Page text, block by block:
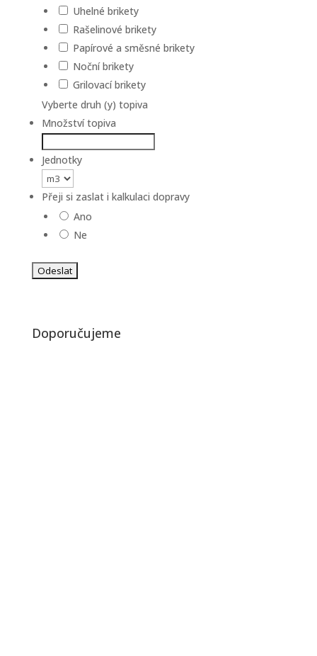
Uhelné brikety
Rašelinové brikety
Papírové a směsné brikety
Noční brikety
Grilovací brikety
Vyberte druh (y) topiva
Množství topiva
Jednotky
Přeji si zaslat i kalkulaci dopravy
Ano
Ne
Doporučujeme